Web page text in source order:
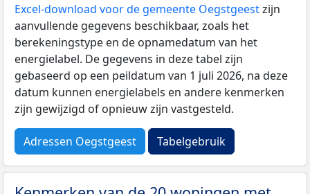
Excel-download voor de gemeente Oegstgeestzijn
aanvullende gegevens beschikbaar, zoals het
berekeningstype en de opnamedatum van het
energielabel. De gegevens in deze tabel zijn
gebaseerd op een peildatum van 1 juli 2026, na deze
datum kunnen energielabels en andere kenmerken
zijn gewijzigd of opnieuw zijn vastgesteld.
Adressen Oegstgeest Tabelgebruik